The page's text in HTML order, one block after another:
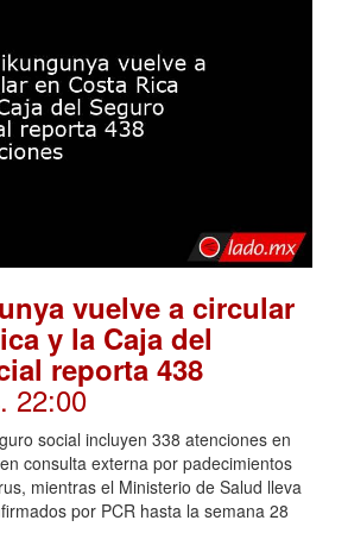
vuelve a circular
y la Caja del
reporta 438
. 22:00
social incluyen 338 atenciones en
consulta externa por padecimientos
mientras el Ministerio de Salud lleva
por PCR hasta la semana 28